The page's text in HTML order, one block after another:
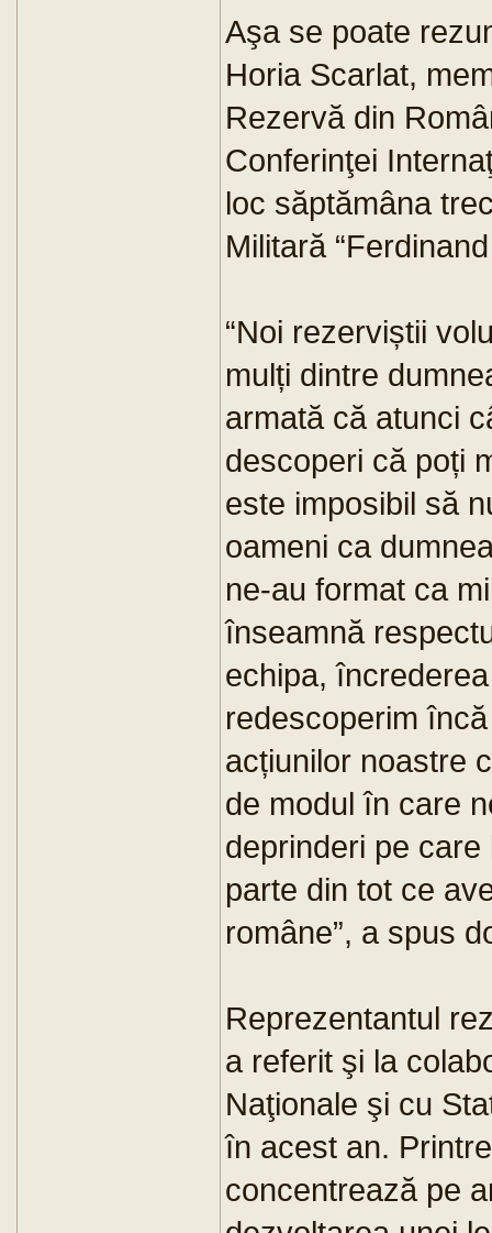
Aşa se poate
Horia Scarlat,
Rezervă din
Conferinţei
loc săptămâna
Militară “Ferdinand
“Noi rezerviștii
mulți dintre
armată că atunci
descoperi că poți
este imposibil să
oameni ca
ne-au format ca
înseamnă
echipa,
redescoperim
acțiunilor noastre
de modul în care
deprinderi pe
parte din tot ce
române”, a spus
Reprezentantul
a referit şi la
Naţionale şi cu
în acest an.
concentrează pe